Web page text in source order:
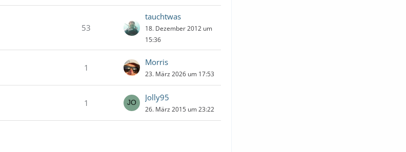
53
tauchtwas
18. Dezember 2012 um
15:36
1
Morris
23. März 2026 um 17:53
1
Jolly95
26. März 2015 um 23:22